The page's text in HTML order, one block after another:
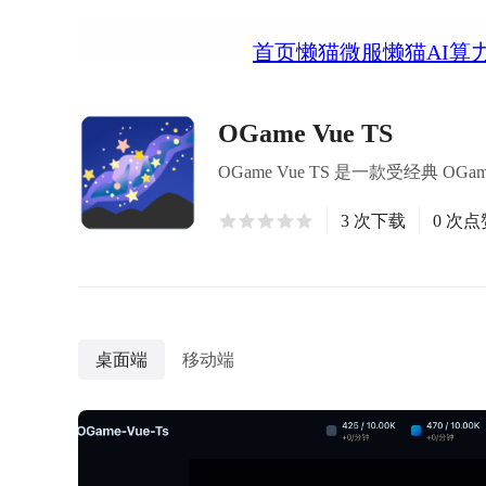
首页懒猫微服懒猫AI算
OGame Vue TS
OGame Vue TS 是一款受经典
3 次下载 0 次点
桌面端 移动端